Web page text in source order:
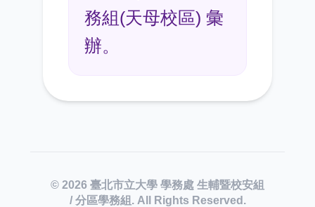
務組(天母校區) 彙
辦。
© 2026 臺北市立大學 學務處 生輔暨校安組
/ 分區學務組. All Rights Reserved.